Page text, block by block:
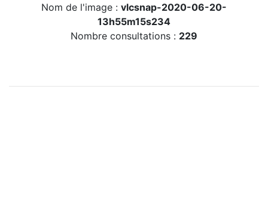
Nom de l'image : vlcsnap-2020-06-20-
13h55m15s234
Nombre consultations : 229